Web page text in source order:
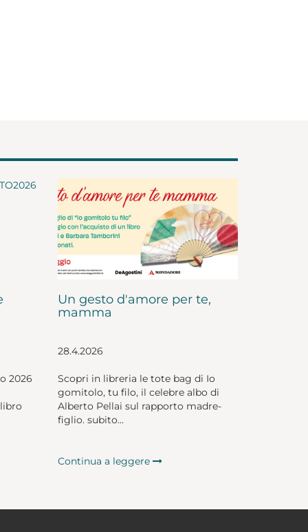
2026
Un gesto d'amore per te,
mamma
28.4.2026
Scopri in libreria le tote bag di Io
gomitolo, tu filo, il celebre albo di
Alberto Pellai sul rapporto madre-
figlio. subito...
Continua a leggere